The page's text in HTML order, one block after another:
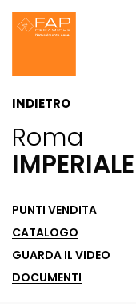
INDIETRO
Roma
PUNTI VENDITA
CATALOGO
GUARDA IL VIDEO
DOCUMENTI